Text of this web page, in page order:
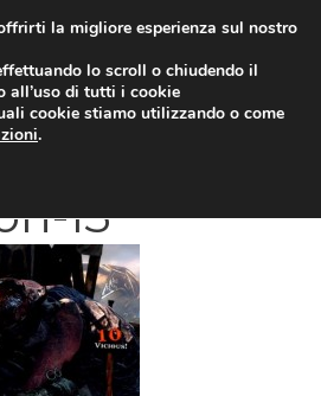
13
la migliore esperienza sul nostro
lo scroll o chiudendo il
all’uso di tutti i cookie
cookie stiamo utilizzando o come
.